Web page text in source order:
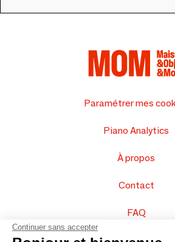
Paramétrer mes
Piano Analytics
À propos
Contact
FAQ
Continuer sans accepter